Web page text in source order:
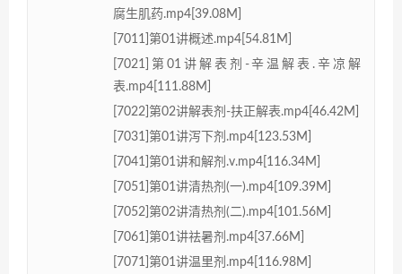
腐生肌药.mp4[39.08M]
[7011]第01讲概述.mp4[54.81M]
[7021]第01讲解表剂-辛温解表.辛凉解
表.mp4[111.88M]
[7022]第02讲解表剂-扶正解表.mp4[46.42M]
[7031]第01讲泻下剂.mp4[123.53M]
[7041]第01讲和解剂.v.mp4[116.34M]
[7051]第01讲清热剂(一).mp4[109.39M]
[7052]第02讲清热剂(二).mp4[101.56M]
[7061]第01讲祛暑剂.mp4[37.66M]
[7071]第01讲温里剂.mp4[116.98M]